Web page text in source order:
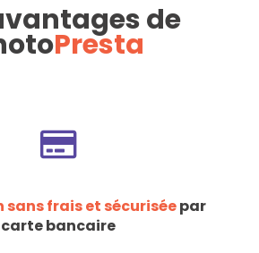
de
Presta
sans frais et sécuriséepar
carte bancaire